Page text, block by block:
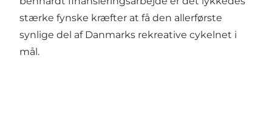
stærke fynske kræfter at få den allerførste
synlige del af Danmarks rekreative cykelnet i
mål.